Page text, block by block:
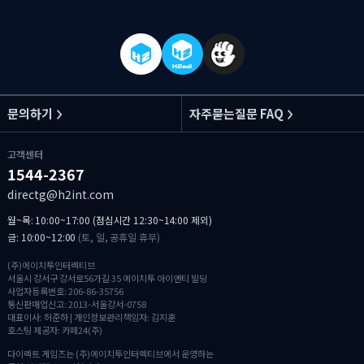
문의하기 자주묻는질문 FAQ
고객센터
1544-2367
directg@h2int.com
월~목: 10:00~17:00 (점심시간 12:30~14:00 제외)
금: 10:00~12:00 (토, 일, 공휴일 휴무)
(주)에이치투인터렉티브
서울시 강서구 강서로56가길 35 에이치투 아이앤티 빌딩
사업자등록번호: 206-86-35756
통신판매업신고: 2013-서울강서-0758
대표이사: 허준하 | 개인정보관리책임자: 김지훈
호스팅 제공자: 카페24(주)
다이렉트 게임즈는 (주)에이치투인터렉티브에서 운영하는